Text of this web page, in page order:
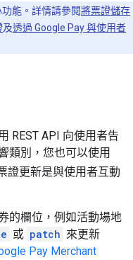
能。詳情請參閱將票證儲存
及透過 Google Pay 與使用者
REST API 向使用者告
類別，您也可以使用
證更新是與使用者互動
的欄位，例如活動場地
或 patch 來更新
Pay Merchant